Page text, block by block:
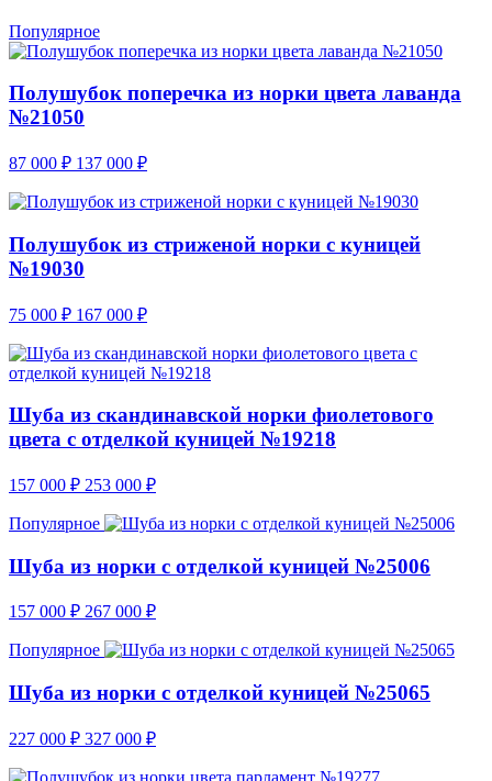
Популярное
Полушубок поперечка из норки цвета лаванда
№21050
87 000 ₽ 137 000 ₽
Полушубок из стриженой норки с куницей
№19030
75 000 ₽ 167 000 ₽
Шуба из скандинавской норки фиолетового
цвета с отделкой куницей №19218
157 000 ₽ 253 000 ₽
Популярное
Шуба из норки с отделкой куницей №25006
157 000 ₽ 267 000 ₽
Популярное
Шуба из норки с отделкой куницей №25065
227 000 ₽ 327 000 ₽